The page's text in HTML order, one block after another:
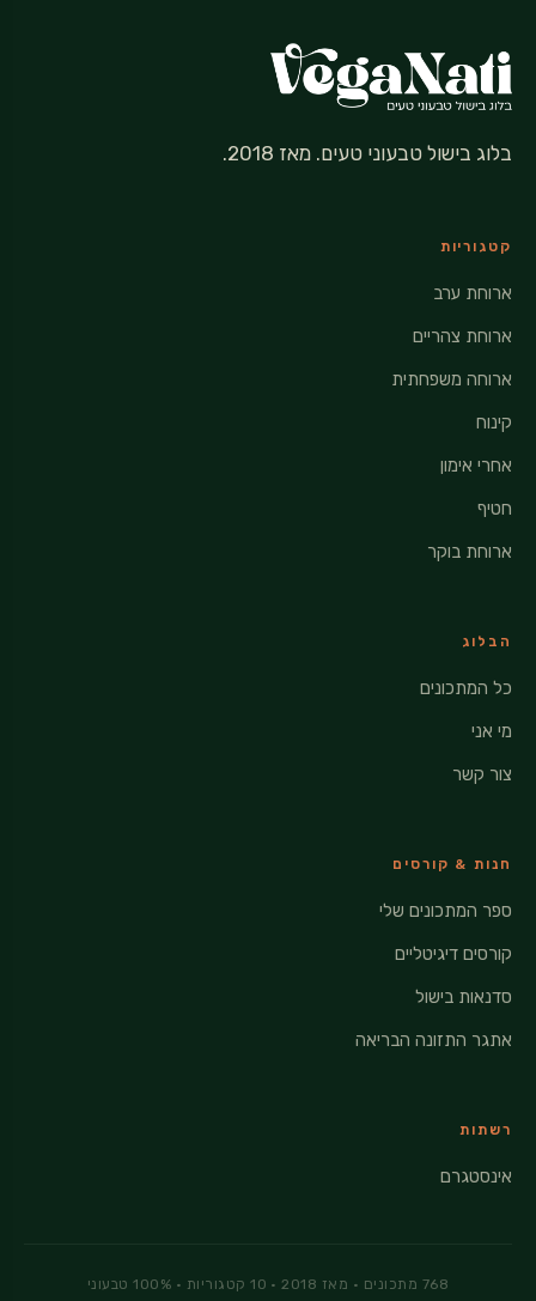
בלוג בישול טבעוני טעים. מאז 2018.
קטגוריות
ארוחת ערב
ארוחת צהריים
ארוחה משפחתית
קינוח
אחרי אימון
חטיף
ארוחת בוקר
הבלוג
כל המתכונים
מי אני
צור קשר
חנות & קורסים
ספר המתכונים שלי
קורסים דיגיטליים
סדנאות בישול
אתגר התזונה הבריאה
רשתות
אינסטגרם